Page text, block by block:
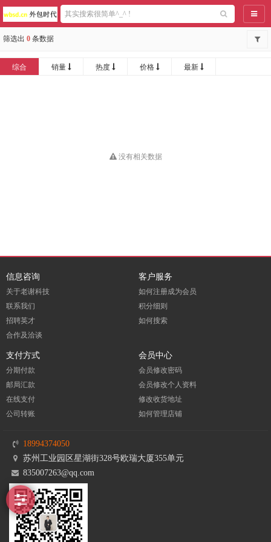
导航
筛选出 0 条数据
综合 销量 热度 价格 最新
没有相关数据
信息咨询
关于老谢科技
联系我们
招聘英才
合作及洽谈
客户服务
如何注册成为会员
积分细则
如何搜索
支付方式
分期付款
邮局汇款
在线支付
公司转账
会员中心
会员修改密码
会员修改个人资料
修改收货地址
如何管理店铺
18994374050
苏州工业园区星湖街328号欧瑞大厦355单元
835007263@qq.com